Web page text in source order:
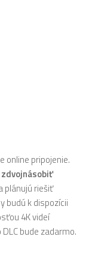
online pripojenie.
zdvojnásobiť
plánujú riešiť
budú k dispozícii
4K videí
bude zadarmo.